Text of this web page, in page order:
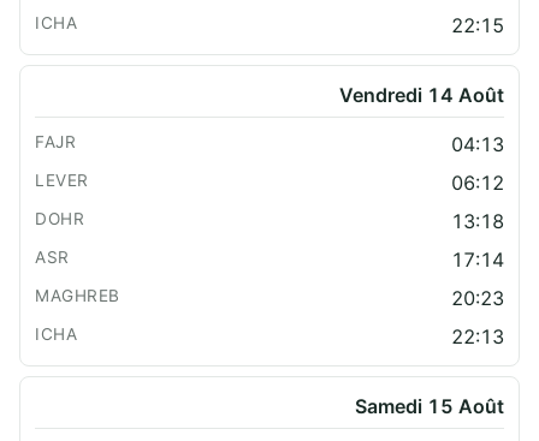
22:15
Vendredi 14 Août
04:13
06:12
13:18
17:14
20:23
22:13
Samedi 15 Août